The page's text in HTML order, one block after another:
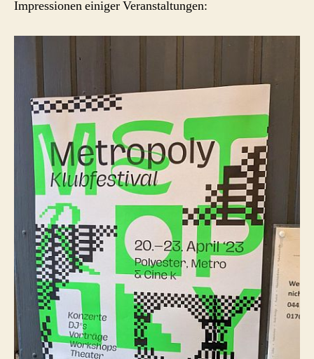
Impressionen einiger Veranstaltungen: